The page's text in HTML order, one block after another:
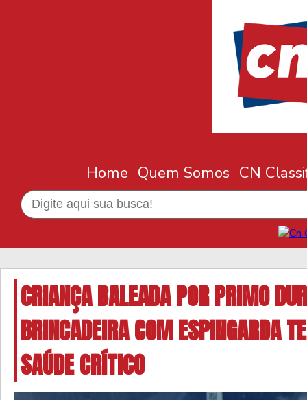
Home Quem Somos CN
CRIANÇA BALEADA POR PRIMO
BRINCADEIRA COM ESPINGARDA
SAÚDE CRÍTICO